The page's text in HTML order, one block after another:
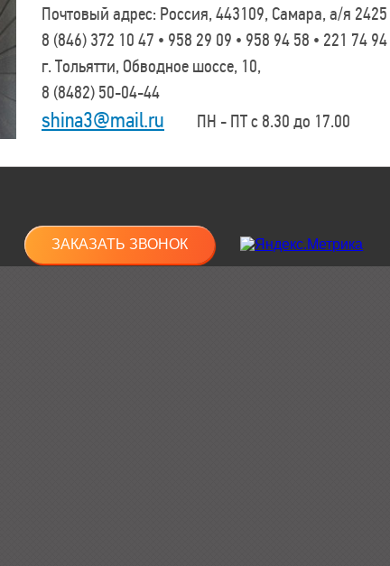
Почтовый адрес: Россия, 443109, Самара, а/я 2425
8 (846) 372 10 47 • 958 29 09 • 958 94 58 • 221 74 94
г. Тольятти, Обводное шоссе, 10,
8 (8482) 50-04-44
shina3@mail.ru ПН - ПТ с 8.30 до 17.00
ЗАКАЗАТЬ ЗВОНОК